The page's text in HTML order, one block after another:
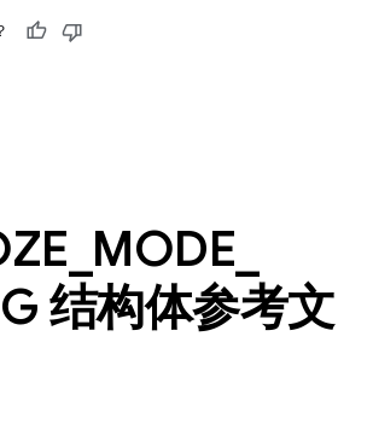
MODE
结构体参考文